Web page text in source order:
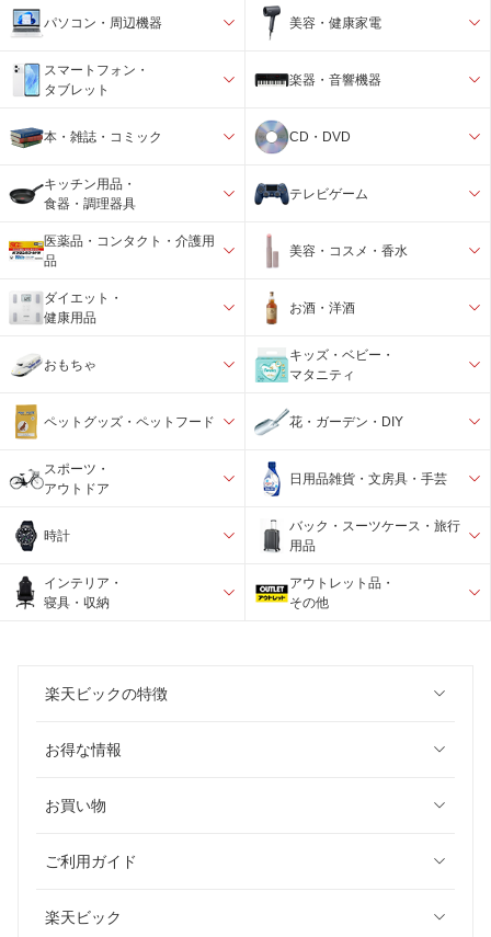
パソコン・周辺機器 美容・健康家電
スマートフォン・
タブレット
楽器・音響機器
本・雑誌・コミック CD・DVD
キッチン用品・
食器・調理器具
テレビゲーム
医薬品・コンタクト・介護用
品
美容・コスメ・香水
ダイエット・
健康用品
お酒・洋酒
おもちゃ
キッズ・ベビー・
マタニティ
ペットグッズ・ペットフード 花・ガーデン・DIY
スポーツ・
アウトドア
日用品雑貨・文房具・手芸
時計
バック・スーツケース・旅行
用品
インテリア・
寝具・収納
アウトレット品・
その他
楽天ビックの特徴
お得な情報
お買い物
ご利用ガイド
楽天ビック